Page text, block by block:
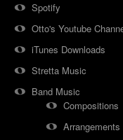
Spotify
Otto's Youtube
iTunes Downloads
Stretta Music
Band Music
Compositions
Arrangements